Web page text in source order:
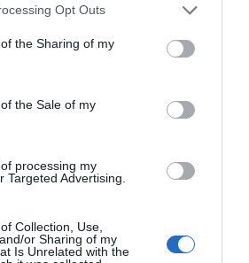
Opt Outs
the Sharing of my
the Sale of my
processing my
Targeted Advertising.
Collection, Use,
or Sharing of my
Is Unrelated with the